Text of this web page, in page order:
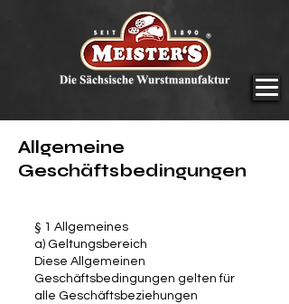
Allgemeine
Geschäftsbedingungen
§ 1 Allgemeines
a) Geltungsbereich
Diese Allgemeinen
Geschäftsbedingungen gelten für
alle Geschäftsbeziehungen